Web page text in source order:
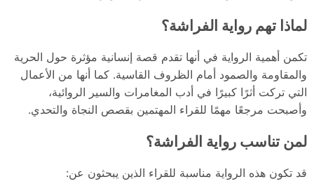
لماذا تهم رواية الفراشة؟
تكمن أهمية الرواية في أنها تقدم قصة إنسانية مؤثرة حول الحرية
والمقاومة والصمود أمام الظروف القاسية. كما أنها من الأعمال
التي تركت أثرًا كبيرًا في أدب المغامرات والسير الروائية،
وأصبحت مرجعًا مهمًا للقراء المهتمين بقصص النجاة والتحدي.
لمن تناسب رواية الفراشة؟
قد تكون هذه الرواية مناسبة للقراء الذين يبحثون عن: